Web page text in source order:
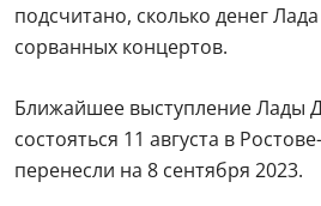
подсчитано, сколько денег
сорванных концертов.
Ближайшее выступление Лады
состояться 11 августа в
перенесли на 8 сентября 2023.